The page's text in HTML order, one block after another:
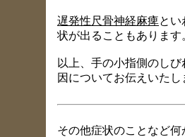
遅発性尺骨神経麻痺とい
状が出ることもあります
以上、手の小指側のし
因についてお伝えいたし
その他症状のことなど何